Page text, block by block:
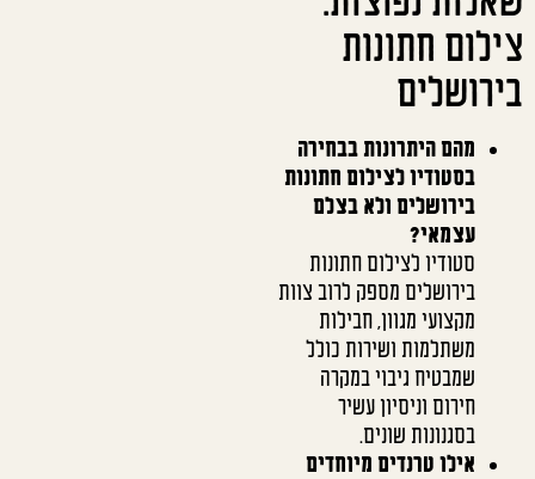
צילום חתונות
בירושלים
מהם היתרונות בבחירה
בסטודיו לצילום חתונות
בירושלים ולא בצלם
עצמאי?
סטודיו לצילום חתונות
בירושלים מספק לרוב צוות
מקצועי מגוון, חבילות
משתלמות ושירות כולל
שמבטיח גיבוי במקרה
חירום וניסיון עשיר
בסגנונות שונים.
אילו טרנדים מיוחדים